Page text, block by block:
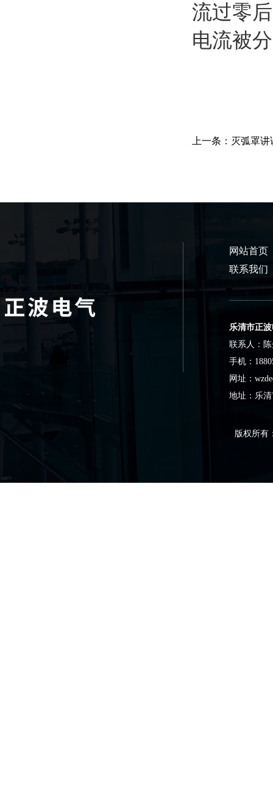
流过零
电流被
上一条：灭弧罩
网站首页
联系我们
乐清市正
联系人：
手机：
网址：
地址：乐
版权所